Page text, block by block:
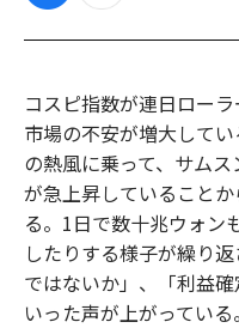
c
o
o
k
i
e
r
コスピ指数が連日ロー
市場の不安が増大して
の熱風に乗って、サム
が急上昇していること
る。1日で数十兆ウォン
したりする様子が繰り
ではないか」、「利益
いった声が上がっている。